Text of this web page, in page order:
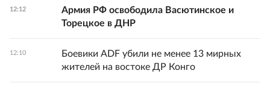
12:12
Армия РФ освободила Васютинское и
Торецкое в ДНР
12:10
Боевики ADF убили не менее 13 мирных
жителей на востоке ДР Конго